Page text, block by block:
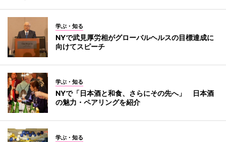
学ぶ・知る
NYで武見厚労相がグローバルヘルスの目標達成に
向けてスピーチ
学ぶ・知る
NYで「日本酒と和食、さらにその先へ」 日本酒
の魅力・ペアリングを紹介
学ぶ・知る